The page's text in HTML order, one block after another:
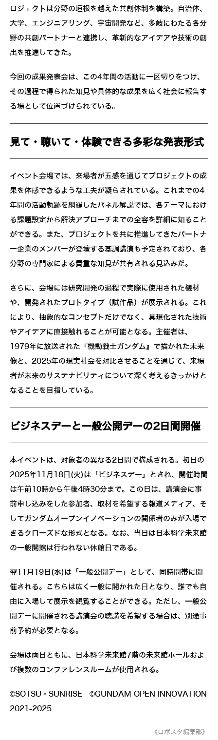
ロジェクトは分野の垣根を越えた共創体制を構築。自治体、
大学、エンジニアリング、宇宙開発など、多岐にわたる各分
野の共創パートナーと連携し、革新的なアイデアや技術の創
出を推進してきた。
今回の成果発表会は、この4年間の活動に一区切りをつけ、
その過程で得られた知見や具体的な成果を広く社会に報告す
る場として位置づけられている。
見て・聴いて・体験できる多彩な発表形式
イベント会場では、来場者が五感を通じてプロジェクトの成
果を体感できるような工夫が凝らされている。これまでの4
年間の活動軌跡を網羅したパネル解説では、各テーマにおけ
る課題設定から解決アプローチまでの全容を詳細に知ること
ができる。また、プロジェクトを共に推進してきたパートナ
ー企業のメンバーが登壇する基調講演も予定されており、各
分野の専門家による貴重な知見が共有される見込みだ。
さらに、会場には研究開発の過程で実際に使用された機材
や、開発されたプロトタイプ（試作品）が展示される。これ
により、抽象的なコンセプトだけでなく、具現化された技術
やアイデアに直接触れることが可能となる。主催者は、
1979年に放送された『機動戦士ガンダム』で描かれた未来
像と、2025年の現実社会を対比させることを通じて、来場
者が未来のサステナビリティについて深く考えるきっかけと
なることを目指している。
ビジネスデーと一般公開デーの2日間開催
本イベントは、対象者の異なる2日間で構成される。初日の
2025年11月18日(火)は「ビジネスデー」とされ、開催時間
は午前10時から午後4時30分まで。この日は、講演会に事
前申し込みをした参加者、取材を希望する報道メディア、そ
してガンダムオープンイノベーションの関係者のみが入場で
きるクローズドな形式となる。なお、当日は日本科学未来館
の一般開館は行われない休館日である。
翌11月19日(水)は「一般公開デー」として、同時間帯に開
催される。こちらは広く一般に開かれた日となり、誰でも自
由に入場して展示を観覧することができる。ただし、一般公
開デーに開催される講演会の聴講を希望する場合は、別途事
前予約が必要となる。
会場は両日ともに、日本科学未来館7階の未来館ホールおよ
び複数のコンファレンスルームが使用される。
©SOTSU・SUNRISE ©GUNDAM OPEN INNOVATION
2021-2025
《ロボスタ編集部》